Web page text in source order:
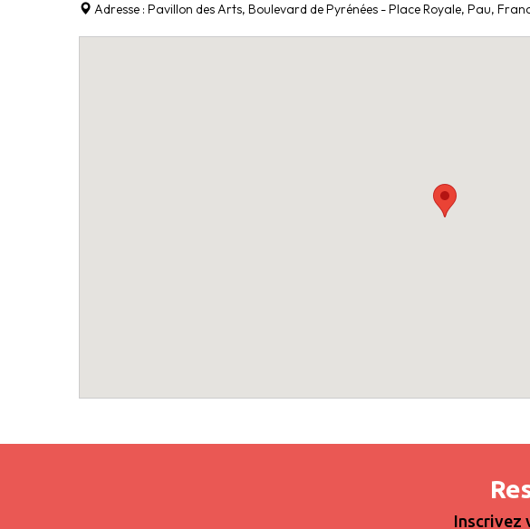
Adresse : Pavillon des Arts, Boulevard de Pyrénées - Place Royale, Pau,
Inscrivez